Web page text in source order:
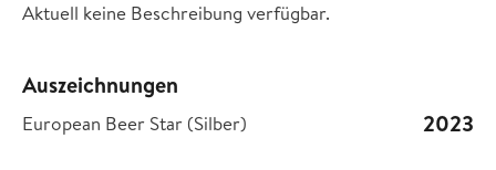
Aktuell keine Beschreibung verfügbar.
Auszeichnungen
European Beer Star (Silber) 2023